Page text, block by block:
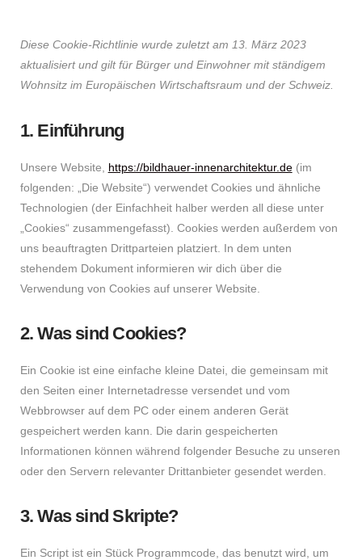
Diese Cookie-Richtlinie wurde zuletzt am 13. März 2023
aktualisiert und gilt für Bürger und Einwohner mit ständigem
Wohnsitz im Europäischen Wirtschaftsraum und der Schweiz.
1. Einführung
Unsere Website, https://bildhauer-innenarchitektur.de(im
folgenden: „Die Website“) verwendet Cookies und ähnliche
Technologien (der Einfachheit halber werden all diese unter
„Cookies“ zusammengefasst). Cookies werden außerdem von
uns beauftragten Drittparteien platziert. In dem unten
stehendem Dokument informieren wir dich über die
Verwendung von Cookies auf unserer Website.
2. Was sind Cookies?
Ein Cookie ist eine einfache kleine Datei, die gemeinsam mit
den Seiten einer Internetadresse versendet und vom
Webbrowser auf dem PC oder einem anderen Gerät
gespeichert werden kann. Die darin gespeicherten
Informationen können während folgender Besuche zu unseren
oder den Servern relevanter Drittanbieter gesendet werden.
3. Was sind Skripte?
Ein Script ist ein Stück Programmcode, das benutzt wird, um